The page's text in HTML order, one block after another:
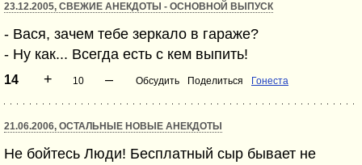
23.12.2005, СВЕЖИЕ АНЕКДОТЫ - ОСНОВНОЙ ВЫПУСК
- Вася, зачем тебе зеркало в гараже?
- Ну как... Всегда есть с кем выпить!
14 + 10 – Обсудить Поделиться Гонеста
21.06.2006, ОСТАЛЬНЫЕ НОВЫЕ АНЕКДОТЫ
Не бойтесь Люди! Бесплатный сыр бывает не